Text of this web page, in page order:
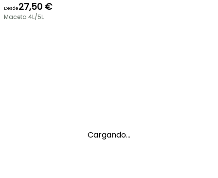
Desde27,50 €
Maceta 4L/5L
Cargando...